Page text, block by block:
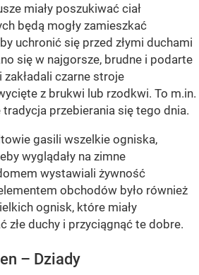
miały poszukiwać ciał
będą mogły zamieszkać
uchronić się przed złymi duchami
się w najgorsze, brudne i podarte
czarne stroje
z brukwi lub rzodkwi. To m.in.
przebierania się tego dnia.
gasili wszelkie ogniska,
wyglądały na zimne
wystawiali żywność
obchodów było również
ognisk, które miały
duchy i przyciągnąć te dobre.
– Dziady